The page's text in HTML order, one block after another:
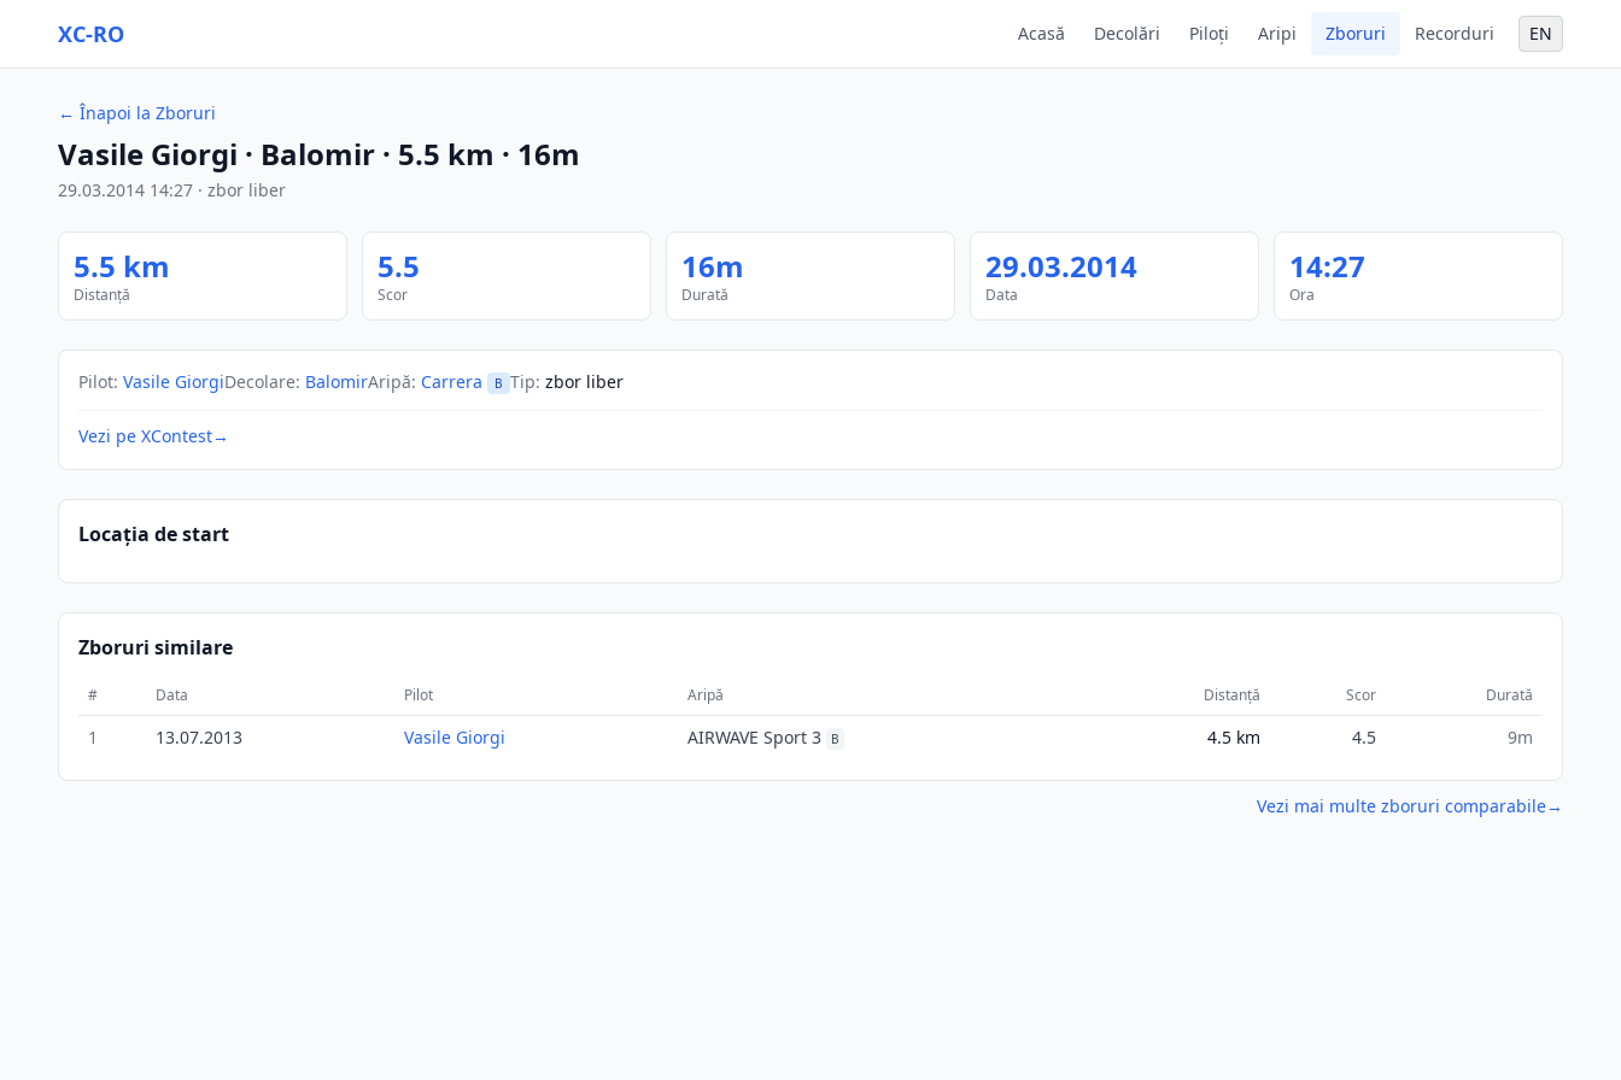
XC-RO Acasă Decolări Piloți Aripi Zboruri Recorduri EN
← Înapoi la Zboruri
Vasile Giorgi · Balomir · 5.5 km · 16m
29.03.2014 14:27 · zbor liber
5.5 km
Distanță
5.5
Scor
16m
Durată
29.03.2014
Data
14:27
Ora
Pilot: Vasile GiorgiDecolare: BalomirAripă: Carrera B Tip: zbor liber
Vezi pe XContest→
Locația de start
Zboruri similare
# Data Pilot Aripă Distanță Scor Durată
1 13.07.2013 Vasile Giorgi AIRWAVE Sport 3 B 4.5 km 4.5 9m
Vezi mai multe zboruri comparabile→